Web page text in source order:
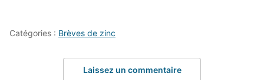
Catégories : Brèves de zinc
Laissez un commentaire